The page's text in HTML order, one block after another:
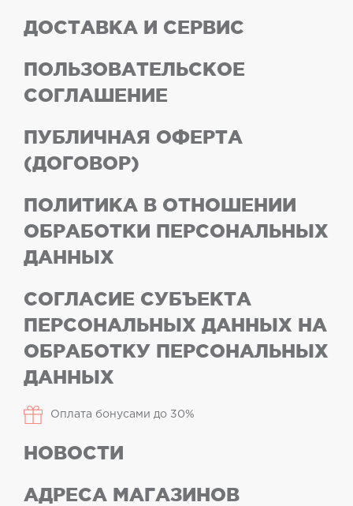
ДОСТАВКА И СЕРВИС
ПОЛЬЗОВАТЕЛЬСКОЕ
СОГЛАШЕНИЕ
ПУБЛИЧНАЯ ОФЕРТА
(ДОГОВОР)
ПОЛИТИКА В ОТНОШЕНИИ
ОБРАБОТКИ ПЕРСОНАЛЬНЫХ
ДАННЫХ
СОГЛАСИЕ СУБЪЕКТА
ПЕРСОНАЛЬНЫХ ДАННЫХ НА
ОБРАБОТКУ ПЕРСОНАЛЬНЫХ
ДАННЫХ
Оплата бонусами до 30%
НОВОСТИ
АДРЕСА МАГАЗИНОВ